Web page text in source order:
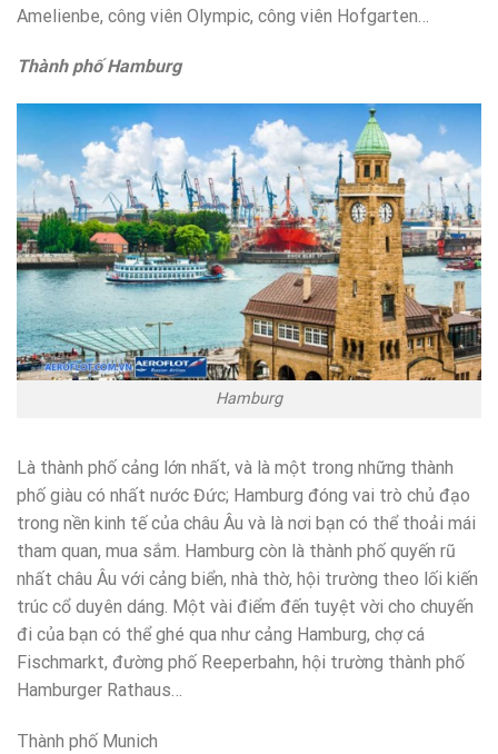
Amelienbe, công viên Olympic, công viên Hofgarten…
Thành phố Hamburg
Hamburg
Là thành phố cảng lớn nhất, và là một trong những thành
phố giàu có nhất nước Đức; Hamburg đóng vai trò chủ đạo
trong nền kinh tế của châu Âu và là nơi bạn có thể thoải mái
tham quan, mua sắm. Hamburg còn là thành phố quyến rũ
nhất châu Âu với cảng biển, nhà thờ, hội trường theo lối kiến
trúc cổ duyên dáng. Một vài điểm đến tuyệt vời cho chuyến
đi của bạn có thể ghé qua như cảng Hamburg, chợ cá
Fischmarkt, đường phố Reeperbahn, hội trường thành phố
Hamburger Rathaus…
Thành phố Munich